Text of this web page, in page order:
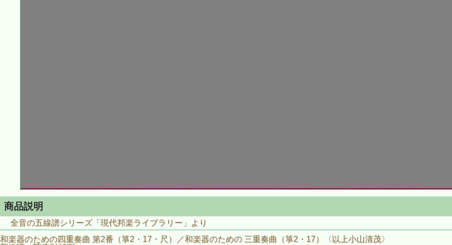
商品説明
全音の五線譜シリーズ「現代邦楽ライブラリー」より
和楽器のための四重奏曲 第2番（箏2・17・尺）／和楽器のための 三重奏曲（箏2・17）〈以上小山清茂〉